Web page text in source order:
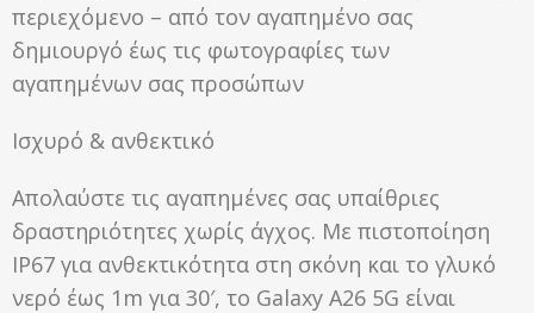
περιεχόμενο – από τον αγαπημένο σας
δημιουργό έως τις φωτογραφίες των
αγαπημένων σας προσώπων
Ισχυρό & ανθεκτικό
Απολαύστε τις αγαπημένες σας υπαίθριες
δραστηριότητες χωρίς άγχος. Με πιστοποίηση
IP67 για ανθεκτικότητα στη σκόνη και το γλυκό
νερό έως 1m για 30′, το Galaxy A26 5G είναι